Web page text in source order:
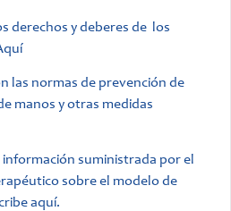
derechos y deberes de los
las normas de prevención de
manos y otras medidas
información suministrada por el
sobre el modelo de
aquí.